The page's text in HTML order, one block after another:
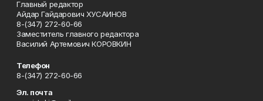
Главный редактор
Айдар Гайдарович ХУСАИНОВ
8-(347) 272-60-66
Заместитель главного редактора
Василий Артемович КОРОВКИН
Телефон
8-(347) 272-60-66
Эл. почта